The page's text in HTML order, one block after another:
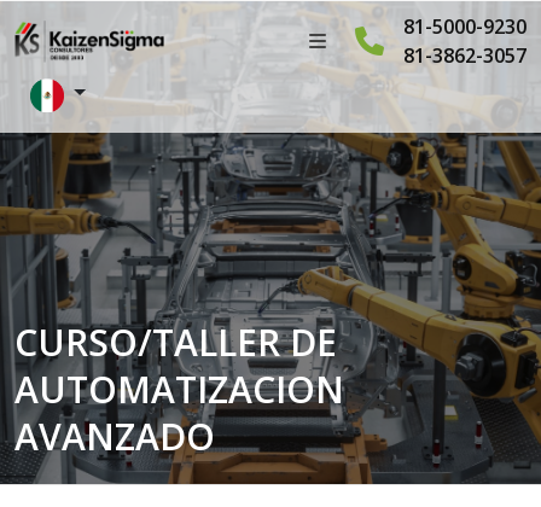
81-5000-9230
81-3862-3057
CURSO/TALLER DE
AUTOMATIZACION
AVANZADO